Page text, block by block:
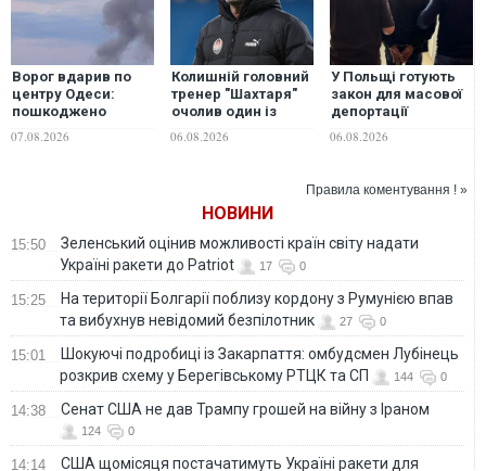
Ворог вдарив по
центру Одеси:
пошкоджено
стадіон
07.08.2026
Колишній головний
тренер "Шахтаря"
очолив один із
Саудівської Аравії
06.08.2026
У Польщі готують
закон для масової
депортації
чоловіків
06.08.2026
Правила коментування ! »
НОВИНИ
15:50
Зеленський оцінив можливості країн світу надати
Україні ракети до Patriot
17 0
15:25
На території Болгарії поблизу кордону з Румунією впав
та вибухнув невідомий безпілотник
27 0
15:01
Шокуючі подробиці із Закарпаття: омбудсмен Лубінець
розкрив схему у Берегівському РТЦК та СП
144 0
14:38 Сенат США не дав Трампу грошей на війну з Іраном
124 0
14:14
США щомісяця постачатимуть Україні ракети для